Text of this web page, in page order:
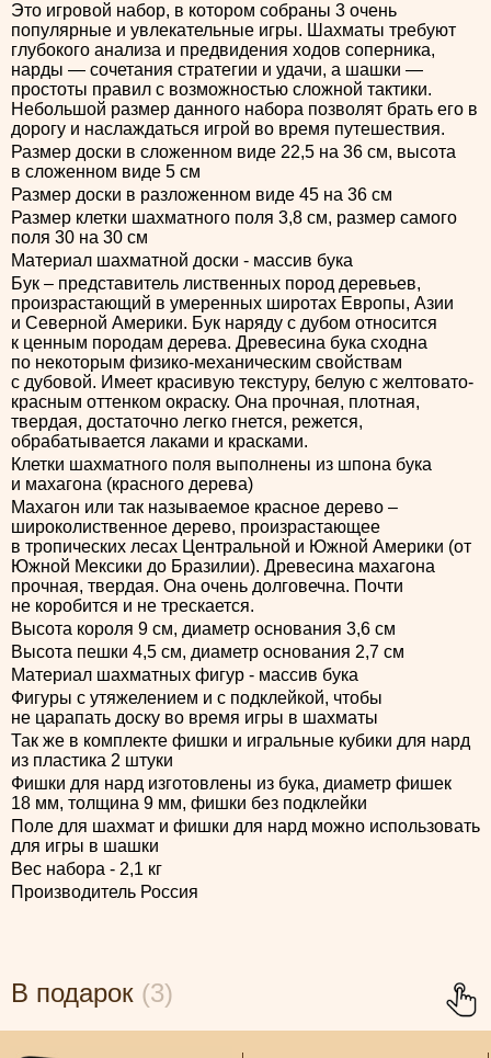
Это игровой набор, в котором собраны 3 очень
популярные и увлекательные игры. Шахматы требуют
глубокого анализа и предвидения ходов соперника,
нарды — сочетания стратегии и удачи, а шашки —
простоты правил с возможностью сложной тактики.
Небольшой размер данного набора позволят брать его в
дорогу и наслаждаться игрой во время путешествия.
Размер доски в сложенном виде 22,5 на 36 см, высота
в сложенном виде 5 см
Размер доски в разложенном виде 45 на 36 см
Размер клетки шахматного поля 3,8 см, размер самого
поля 30 на 30 см
Материал шахматной доски - массив бука
Бук – представитель лиственных пород деревьев,
произрастающий в умеренных широтах Европы, Азии
и Северной Америки. Бук наряду с дубом относится
к ценным породам дерева. Древесина бука сходна
по некоторым физико-механическим свойствам
с дубовой. Имеет красивую текстуру, белую с желтовато-
красным оттенком окраску. Она прочная, плотная,
твердая, достаточно легко гнется, режется,
обрабатывается лаками и красками.
Клетки шахматного поля выполнены из шпона бука
и махагона (красного дерева)
Махагон или так называемое красное дерево –
широколиственное дерево, произрастающее
в тропических лесах Центральной и Южной Америки (от
Южной Мексики до Бразилии). Древесина махагона
прочная, твердая. Она очень долговечна. Почти
не коробится и не трескается.
Высота короля 9 см, диаметр основания 3,6 см
Высота пешки 4,5 см, диаметр основания 2,7 см
Материал шахматных фигур - массив бука
Фигуры с утяжелением и с подклейкой, чтобы
не царапать доску во время игры в шахматы
Так же в комплекте фишки и игральные кубики для нард
из пластика 2 штуки
Фишки для нард изготовлены из бука, диаметр фишек
18 мм, толщина 9 мм, фишки без подклейки
Поле для шахмат и фишки для нард можно использовать
для игры в шашки
Вес набора - 2,1 кг
Производитель Россия
В подарок (3)